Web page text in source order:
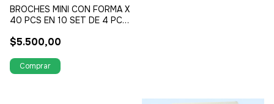
BROCHES MINI CON FORMA X
40 PCS EN 10 SET DE 4 PCS
$5.500,00